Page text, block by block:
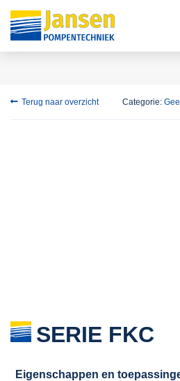
Terug naar overzicht Categorie:
SERIE FKC
Eigenschappen en